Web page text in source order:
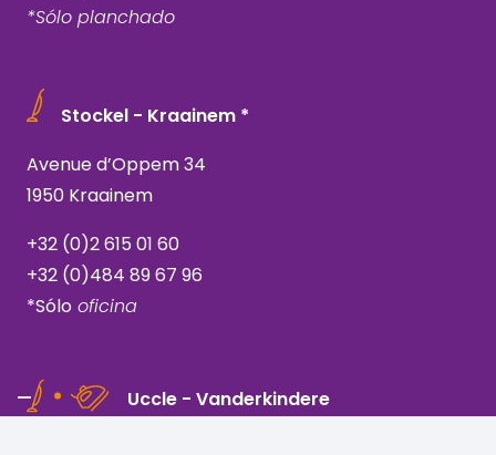
*Sólo planchado
Stockel - Kraainem *
Avenue d’Oppem 34
1950 Kraainem
+32 (0)2 615 01 60
+32 (0)484 89 67 96
*Sólo oficina
Uccle - Vanderkindere